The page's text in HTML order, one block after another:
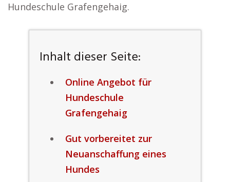
Hundeschule Grafengehaig.
Inhalt dieser Seite:
Online Angebot für
Hundeschule
Grafengehaig
Gut vorbereitet zur
Neuanschaffung eines
Hundes